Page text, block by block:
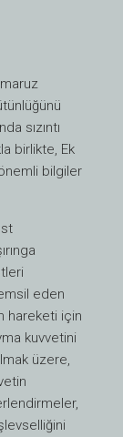
maruz
sızıntı
birlikte, Ek
bilgiler
eden
hareketi için
kuvvetini
üzere,